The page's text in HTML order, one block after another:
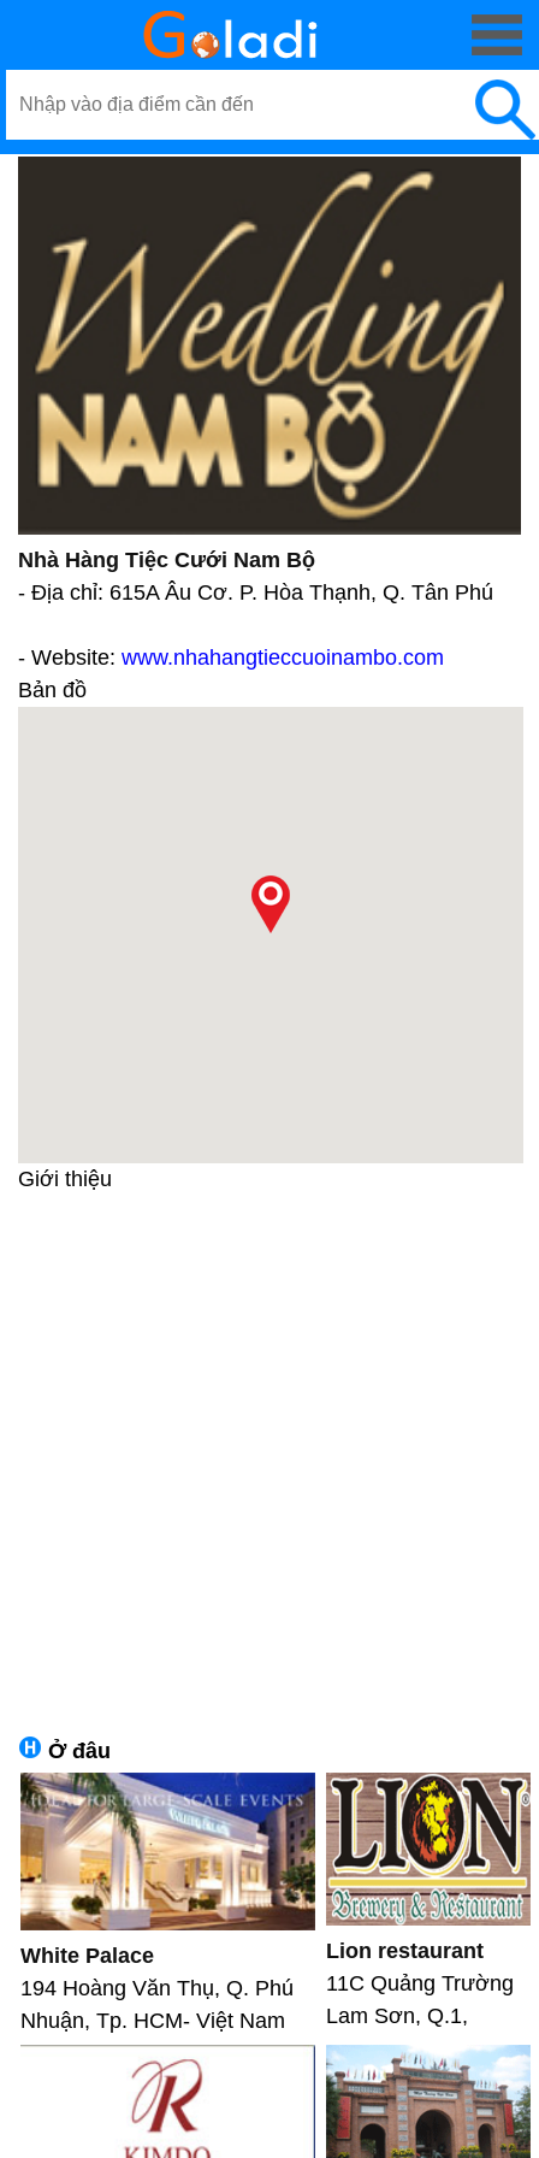
Nhà Hàng Tiệc Cưới Nam Bộ
- Địa chỉ: 615A Âu Cơ. P. Hòa Thạnh, Q. Tân Phú
- Website: www.nhahangtieccuoinambo.com
Bản đồ
Giới thiệu
Ở đâu
White Palace
194 Hoàng Văn Thụ, Q. Phú
Nhuận, Tp. HCM- Việt Nam
Lion restaurant
11C Quảng Trường
Lam Sơn, Q.1,